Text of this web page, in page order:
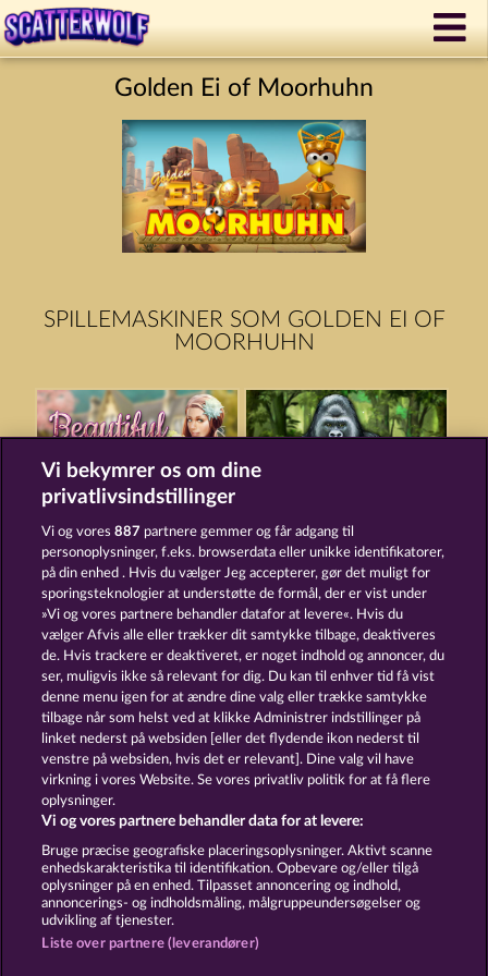
Golden Ei of Moorhuhn
SPILLEMASKINER SOM GOLDEN EI OF
MOORHUHN
NIGHT WOLVES MAJESTIC KING
Vilkår og betingelser Datasikkerhed
Kontakt
Indsend anmodning om tilbagetrækning
Vi bekymrer os om dine
privatlivsindstillinger
Vi og vores887 partnere gemmer og får adgang til
personoplysninger, f.eks. browserdata eller unikke identifikatorer,
på din enhed . Hvis du vælger Jeg accepterer, gør det muligt for
sporingsteknologier at understøtte de formål, der er vist under
»Vi og vores partnere behandler datafor at levere«. Hvis du
vælger Afvis alle eller trækker dit samtykke tilbage, deaktiveres
de. Hvis trackere er deaktiveret, er noget indhold og annoncer, du
ser, muligvis ikke så relevant for dig. Du kan til enhver tid få vist
denne menu igen for at ændre dine valg eller trække samtykke
tilbage når som helst ved at klikke Administrer indstillinger på
linket nederst på websiden [eller det flydende ikon nederst til
venstre på websiden, hvis det er relevant]. Dine valg vil have
virkning i vores Website. Se vores privatliv politik for at få flere
oplysninger.
Vi og vores partnere behandler data for at levere:
Bruge præcise geografiske placeringsoplysninger. Aktivt scanne
enhedskarakteristika til identifikation. Opbevare og/eller tilgå
oplysninger på en enhed. Tilpasset annoncering og indhold,
annoncerings- og indholdsmåling, målgruppeundersøgelser og
udvikling af tjenester.
Liste over partnere (leverandører)